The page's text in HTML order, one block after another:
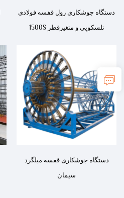
دستگاه جوشکاری رول قفسه فولادی
تلسکوپی و متغیرقطر 1500S
دستگاه جوشکاری قفسه میلگرد
سیمان